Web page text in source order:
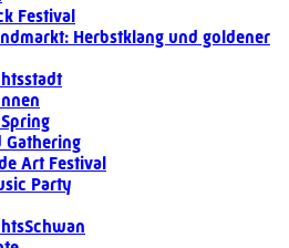
Festival
Herbstklang und goldener
Gathering
Art Festival
Party